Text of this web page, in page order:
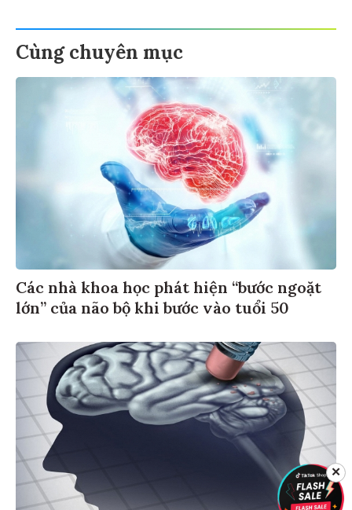
Cùng chuyên mục
Các nhà khoa học phát hiện “bước ngoặt
lớn” của não bộ khi bước vào tuổi 50
✕